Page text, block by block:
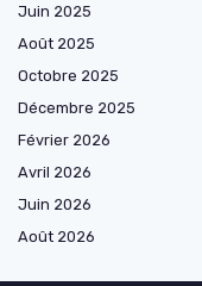
Juin 2025
Août 2025
Octobre 2025
Décembre 2025
Février 2026
Avril 2026
Juin 2026
Août 2026